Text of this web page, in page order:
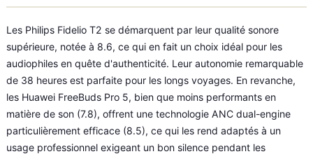
Les Philips Fidelio T2 se démarquent par leur qualité sonore
supérieure, notée à 8.6, ce qui en fait un choix idéal pour les
audiophiles en quête d'authenticité. Leur autonomie remarquable
de 38 heures est parfaite pour les longs voyages. En revanche,
les Huawei FreeBuds Pro 5, bien que moins performants en
matière de son (7.8), offrent une technologie ANC dual-engine
particulièrement efficace (8.5), ce qui les rend adaptés à un
usage professionnel exigeant un bon silence pendant les